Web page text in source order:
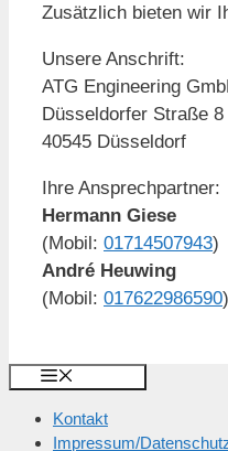
Zusätzlich bieten wir
Unsere Anschrift:
ATG Engineering
Düsseldorfer Straße 8
40545 Düsseldorf
Ihre Ansprechpartner:
Hermann Giese
(Mobil: 01714507943)
André Heuwing
(Mobil: 017622986590)
Kontakt
Impressum/